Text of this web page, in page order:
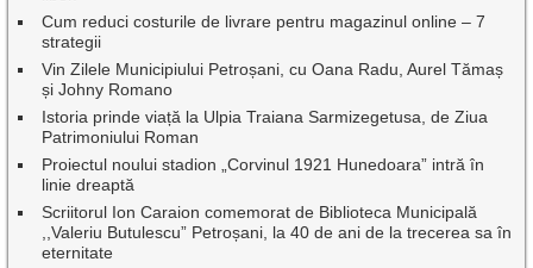
Cum reduci costurile de livrare pentru magazinul online – 7
strategii
Vin Zilele Municipiului Petroșani, cu Oana Radu, Aurel Tămaș
și Johny Romano
Istoria prinde viață la Ulpia Traiana Sarmizegetusa, de Ziua
Patrimoniului Roman
Proiectul noului stadion „Corvinul 1921 Hunedoara” intră în
linie dreaptă
Scriitorul Ion Caraion comemorat de Biblioteca Municipală
,,Valeriu Butulescu” Petroșani, la 40 de ani de la trecerea sa în
eternitate